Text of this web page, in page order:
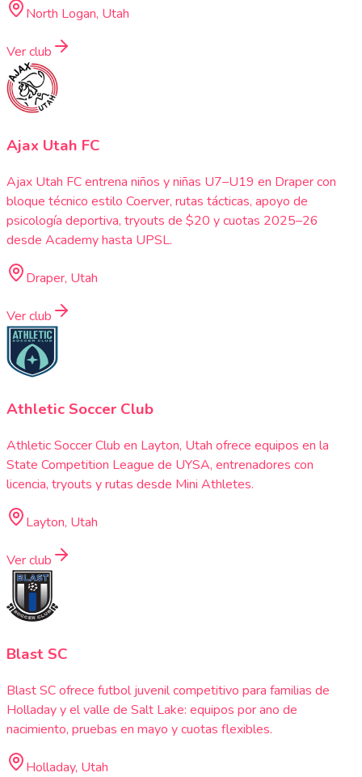
North Logan, Utah
Ver club
Ajax Utah FC
Ajax Utah FC entrena niños y niñas U7–U19 en Draper con
bloque técnico estilo Coerver, rutas tácticas, apoyo de
psicología deportiva, tryouts de $20 y cuotas 2025–26
desde Academy hasta UPSL.
Draper, Utah
Ver club
Athletic Soccer Club
Athletic Soccer Club en Layton, Utah ofrece equipos en la
State Competition League de UYSA, entrenadores con
licencia, tryouts y rutas desde Mini Athletes.
Layton, Utah
Ver club
Blast SC
Blast SC ofrece futbol juvenil competitivo para familias de
Holladay y el valle de Salt Lake: equipos por ano de
nacimiento, pruebas en mayo y cuotas flexibles.
Holladay, Utah